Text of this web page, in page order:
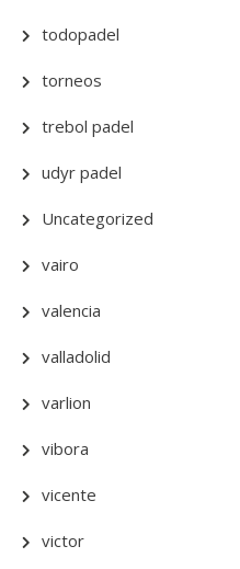
todopadel
torneos
trebol padel
udyr padel
Uncategorized
vairo
valencia
valladolid
varlion
vibora
vicente
victor